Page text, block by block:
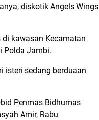
diskotik Angels Wings
kawasan Kecamatan
Polda Jambi.
isteri sedang berduaan
Penmas Bidhumas
Amir, Rabu